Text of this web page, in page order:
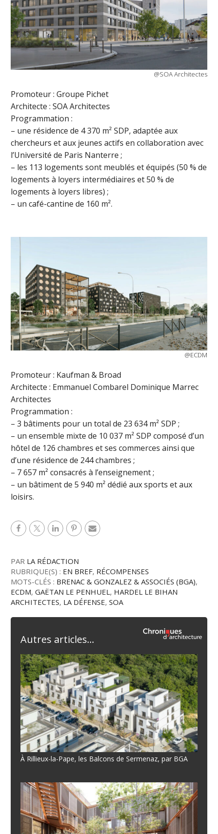
@SOA Architectes
Promoteur : Groupe Pichet
Architecte : SOA Architectes
Programmation :
– une résidence de 4 370 m² SDP, adaptée aux
chercheurs et aux jeunes actifs en collaboration avec
l’Université de Paris Nanterre ;
– les 113 logements sont meublés et équipés (50 % de
logements à loyers intermédiaires et 50 % de
logements à loyers libres) ;
– un café-cantine de 160 m².
@ECDM
Promoteur : Kaufman & Broad
Architecte : Emmanuel Combarel Dominique Marrec
Architectes
Programmation :
– 3 bâtiments pour un total de 23 634 m² SDP ;
– un ensemble mixte de 10 037 m² SDP composé d’un
hôtel de 126 chambres et ses commerces ainsi que
d’une résidence de 244 chambres ;
– 7 657 m² consacrés à l’enseignement ;
– un bâtiment de 5 940 m² dédié aux sports et aux
loisirs.
PAR LA RÉDACTION
RUBRIQUE(S) : EN BREF, RÉCOMPENSES
MOTS-CLÉS : BRENAC & GONZALEZ & ASSOCIÉS (BGA),
ECDM,GAËTAN LE PENHUEL , HARDEL LE BIHAN
ARCHITECTES, LA DÉFENSE,SOA
Autres articles...
À Rillieux-la-Pape, les Balcons de Sermenaz, par BGA